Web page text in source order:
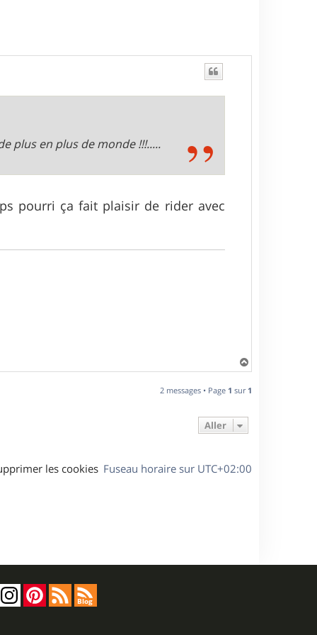
plus en plus de monde !!!.....
pourri ça fait plaisir de rider avec
a
t
2 messages • Page 1 sur 1
Aller
Fuseau horaire sur UTC+02:00
les cookies